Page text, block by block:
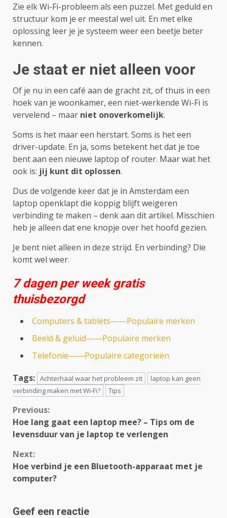
Zie elk Wi-Fi-probleem als een puzzel. Met geduld en
structuur kom je er meestal wel uit. En met elke
oplossing leer je je systeem weer een beetje beter
kennen.
Je staat er niet alleen voor
Of je nu in een café aan de gracht zit, of thuis in een
hoek van je woonkamer, een niet-werkende Wi-Fi is
vervelend – maar niet onoverkomelijk.
Soms is het maar een herstart. Soms is het een
driver-update. En ja, soms betekent het dat je toe
bent aan een nieuwe laptop of router. Maar wat het
ook is: jij kunt dit oplossen.
Dus de volgende keer dat je in Amsterdam een
laptop openklapt die koppig blijft weigeren
verbinding te maken – denk aan dit artikel. Misschien
heb je alleen dat ene knopje over het hoofd gezien.
Je bent niet alleen in deze strijd. En verbinding? Die
komt wel weer.
7 dagen per week gratis
thuisbezorgd
Computers & tablets——Populaire merken
Beeld & geluid——Populaire merken
Telefonie——Populaire categorieën
Tags: Achterhaal waar het probleem zit
laptop kan geen
verbinding maken met Wi-Fi?
Tips
Continue
Reading
Previous:
Hoe lang gaat een laptop mee? – Tips om de
levensduur van je laptop te verlengen
Next:
Hoe verbind je een Bluetooth-apparaat met je
computer?
Geef een reactie